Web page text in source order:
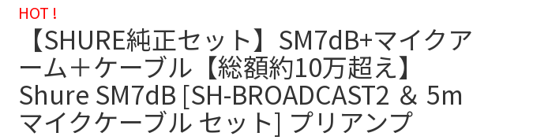
HOT !
【SHURE純正セット】SM7dB+マイクア
ーム＋ケーブル【総額約10万超え】
Shure SM7dB [SH-BROADCAST2 ＆ 5m
マイクケーブル セット] プリアンプ